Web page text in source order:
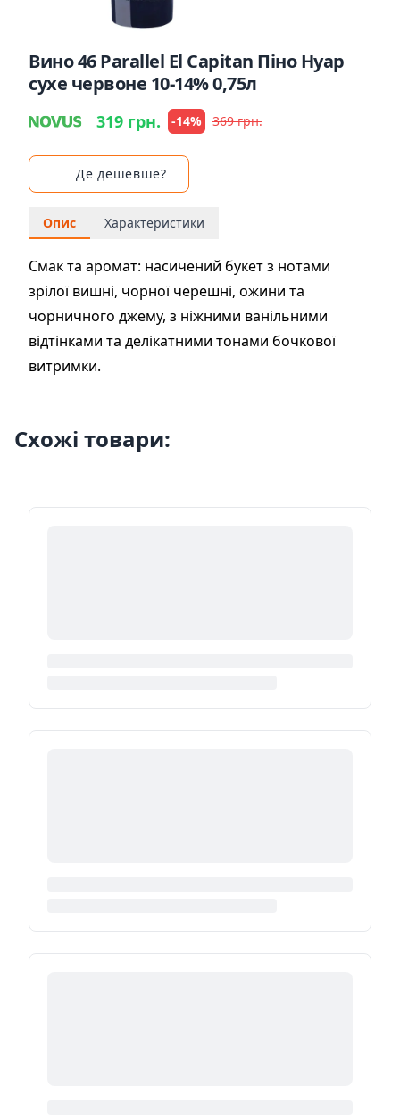
Вино 46 Parallel El Capitan Піно Нуар
сухе червоне 10-14% 0,75л
319 грн. -14% 369 грн.
Де дешевше?
Опис Характеристики
Смак та аромат: насичений букет з нотами
зрілої вишні, чорної черешні, ожини та
чорничного джему, з ніжними ванільними
відтінками та делікатними тонами бочкової
витримки.
Схожі товари: